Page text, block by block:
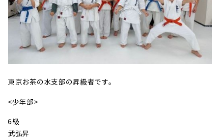
東京お茶の水支部の昇級者です。
<少年部>
6級
武弘昇